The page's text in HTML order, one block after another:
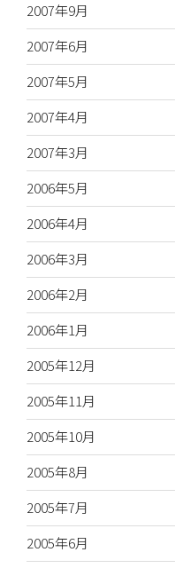
2007年9月
2007年6月
2007年5月
2007年4月
2007年3月
2006年5月
2006年4月
2006年3月
2006年2月
2006年1月
2005年12月
2005年11月
2005年10月
2005年8月
2005年7月
2005年6月